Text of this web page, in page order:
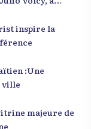
une conférence
Tou ».
d’échanger et
centrées
« Jenès la
inspire la
ville
majeure de